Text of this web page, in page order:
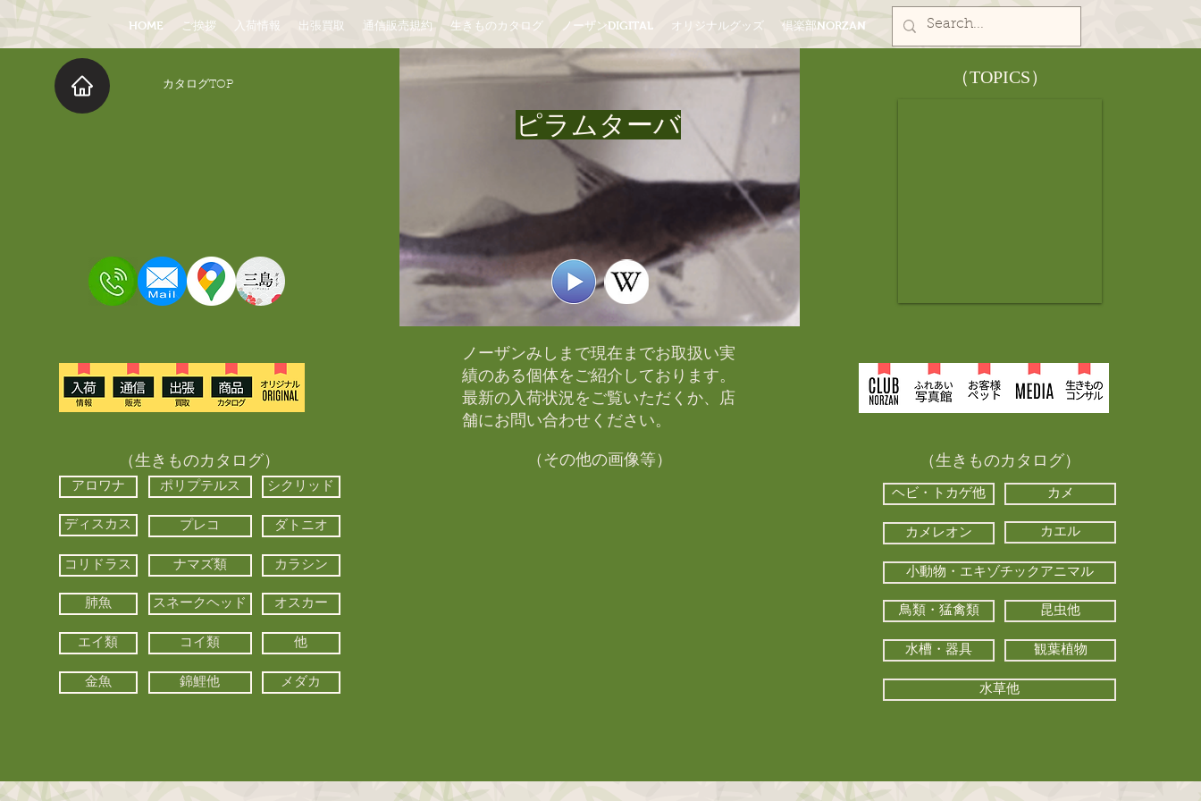
HOME ご挨拶 入荷情報 出張買取 通信販売規約 生きものカタログ ノーザンDIGITAL オリジナルグッズ 倶楽部NORZAN
​カタログTOP
ピラムターバ
​（TOPICS）
（生きものカタログ）
アロワナ ポリプテルス シクリッド
ディスカス プレコ ダトニオ
コリドラス ナマズ類 カラシン
肺魚 スネークヘッド オスカー
エイ類 コイ類 他
金魚 錦鯉他 メダカ
ノーザンみしまで現在までお取扱い実
績のある個体をご紹介しております。​
最新の入荷状況をご覧いただくか、店
舗にお問い合わせください。​
（その他の画像等） （生きものカタログ）
ヘビ・トカゲ他 カメ
カメレオン カエル
小動物・エキゾチックアニマル
鳥類・猛禽類 昆虫他
水槽・器具 観葉植物
水草他